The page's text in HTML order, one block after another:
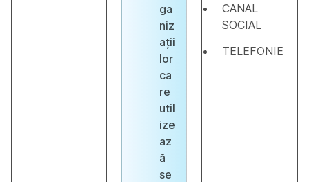
ga
niz
ații
lor
ca
re
util
ize
az
ă
se
CANAL
SOCIAL
TELEFONIE